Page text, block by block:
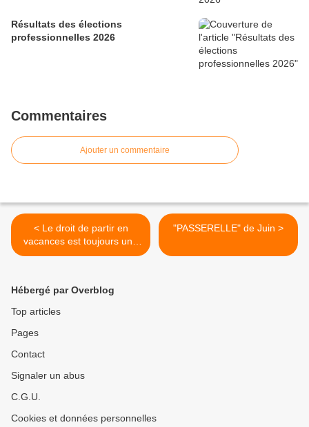
Résultats des élections
professionnelles 2026
Commentaires
Ajouter un commentaire
< Le droit de partir en
vacances est toujours une
idée neuve.
"PASSERELLE" de Juin >
Hébergé par Overblog
Top articles
Pages
Contact
Signaler un abus
C.G.U.
Cookies et données personnelles